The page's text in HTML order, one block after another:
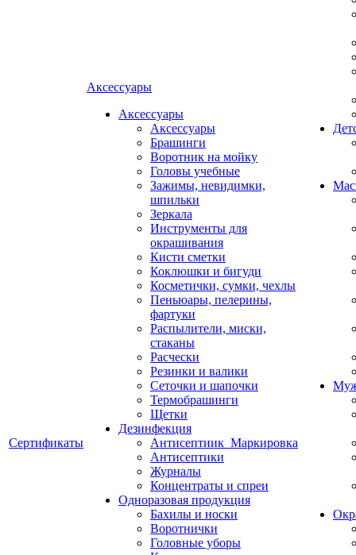
Сертификаты
Аксессуары
Аксессуары
Аксессуары
Брашинги
Воротник на мойку
Головы учебные
Зажимы, невидимки,
шпильки
Зеркала
Инструменты для
окрашивания
Кисти сметки
Коклюшки и бигуди
Косметички, сумки, чехлы
Пеньюары, пелерины,
фартуки
Распылители, миски,
стаканы
Расчески
Резинки и валики
Сеточки и шапочки
Термобрашинги
Щетки
Дезинфекция
Антисептиик_Маркировка
Антисептики
Журналы
Концентраты и спреи
Одноразовая продукция
Бахилы и носки
Воротнички
Головные уборы